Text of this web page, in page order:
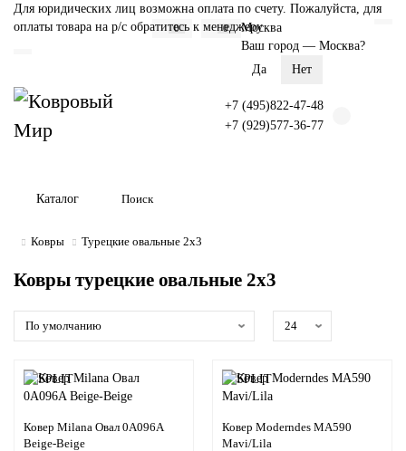
Для юридических лиц возможна оплата по счету. Пожалуйста, для
оплаты товара на р/с обратитесь к менеджеру
0 0
Москва
Ваш город — Москва?
+7 (495)822-47-48
+7 (929)577-36-77
Каталог
Ковры Турецкие овальные 2х3
Ковры турецкие овальные 2х3
Ковер Milana Овал 0A096A
Beige-Beige
Ковер Moderndes MA590
Mavi/Lila